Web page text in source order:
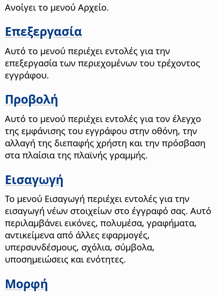
Ανοίγει το μενού Αρχείο.
Επεξεργασία
Αυτό το μενού περιέχει εντολές για την
επεξεργασία των περιεχομένων του τρέχοντος
εγγράφου.
Προβολή
Αυτό το μενού περιέχει εντολές για τον έλεγχο
της εμφάνισης του εγγράφου στην οθόνη, την
αλλαγή της διεπαφής χρήστη και την πρόσβαση
στα πλαίσια της πλαϊνής γραμμής.
Εισαγωγή
Το μενού Εισαγωγή περιέχει εντολές για την
εισαγωγή νέων στοιχείων στο έγγραφό σας. Αυτό
περιλαμβάνει εικόνες, πολυμέσα, γραφήματα,
αντικείμενα από άλλες εφαρμογές,
υπερσυνδέσμους, σχόλια, σύμβολα,
υποσημειώσεις και ενότητες.
Μορφή